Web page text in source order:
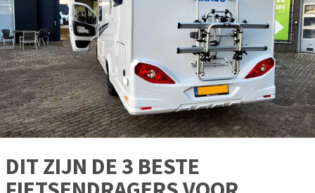
DIT ZIJN DE 3 BESTE